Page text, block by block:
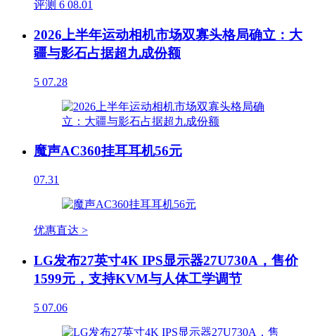
评测 6 08.01
2026上半年运动相机市场双寡头格局确立：大
疆与影石占据超九成份额
5 07.28
魔声AC360挂耳耳机56元
07.31
优惠直达 >
LG发布27英寸4K IPS显示器27U730A，售价
1599元，支持KVM与人体工学调节
5 07.06